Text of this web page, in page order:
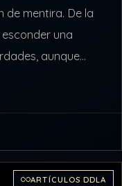
de mentira. De la
una
aunque
ARTÍCULOS DDLA